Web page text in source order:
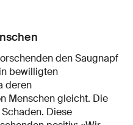
den Saugnapf
bewilligten
deren
Menschen gleicht. Die
Diese